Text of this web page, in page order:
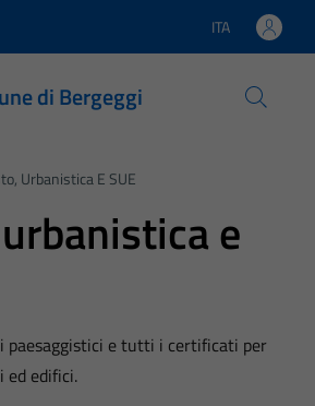
Lingua attiva:
ITA
di Bergeggi
Urbanistica E SUE
e
paesaggistici e tutti i certificati per
ed edifici.